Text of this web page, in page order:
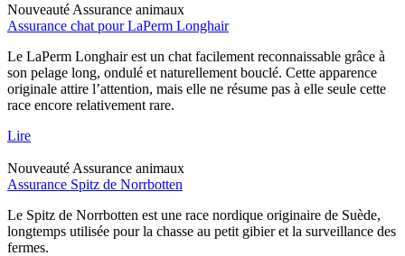
Nouveauté Assurance animaux
Assurance chat pour LaPerm Longhair
Le LaPerm Longhair est un chat facilement reconnaissable grâce à
son pelage long, ondulé et naturellement bouclé. Cette apparence
originale attire l’attention, mais elle ne résume pas à elle seule cette
race encore relativement rare.
Lire
Nouveauté Assurance animaux
Assurance Spitz de Norrbotten
Le Spitz de Norrbotten est une race nordique originaire de Suède,
longtemps utilisée pour la chasse au petit gibier et la surveillance des
fermes.